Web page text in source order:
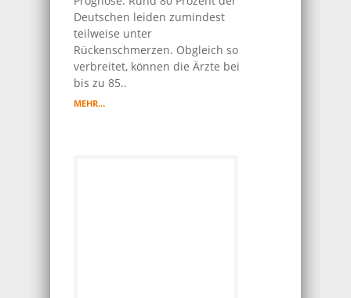
Deutschen leiden zumindest
teilweise unter
Rückenschmerzen. Obgleich so
verbreitet, können die Ärzte bei
bis zu 85..
MEHR…